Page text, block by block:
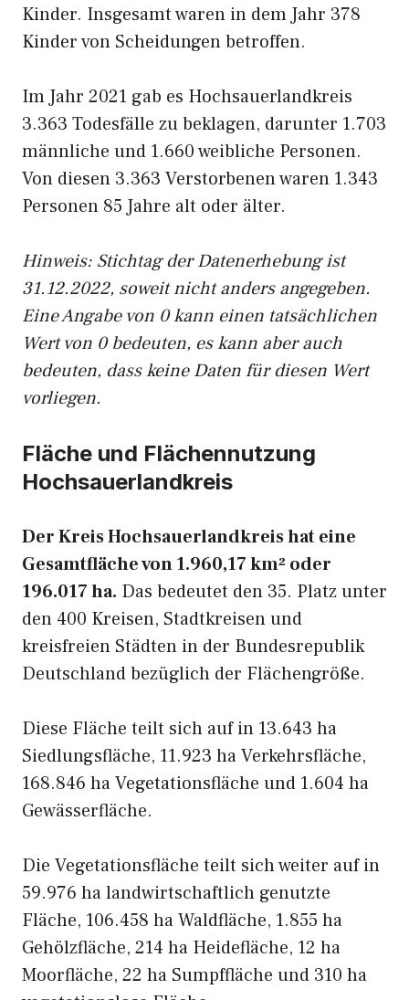
Kinder. Insgesamt waren in dem Jahr 378
Kinder von Scheidungen betroffen.
Im Jahr 2021 gab es Hochsauerlandkreis
3.363 Todesfälle zu beklagen, darunter 1.703
männliche und 1.660 weibliche Personen.
Von diesen 3.363 Verstorbenen waren 1.343
Personen 85 Jahre alt oder älter.
Hinweis: Stichtag der Datenerhebung ist
31.12.2022, soweit nicht anders angegeben.
Eine Angabe von 0 kann einen tatsächlichen
Wert von 0 bedeuten, es kann aber auch
bedeuten, dass keine Daten für diesen Wert
vorliegen.
Fläche und Flächennutzung
Hochsauerlandkreis
Der Kreis Hochsauerlandkreis hat eine
Gesamtfläche von 1.960,17 km² oder
196.017 ha. Das bedeutet den 35. Platz unter
den 400 Kreisen, Stadtkreisen und
kreisfreien Städten in der Bundesrepublik
Deutschland bezüglich der Flächengröße.
Diese Fläche teilt sich auf in 13.643 ha
Siedlungsfläche, 11.923 ha Verkehrsfläche,
168.846 ha Vegetationsfläche und 1.604 ha
Gewässerfläche.
Die Vegetationsfläche teilt sich weiter auf in
59.976 ha landwirtschaftlich genutzte
Fläche, 106.458 ha Waldfläche, 1.855 ha
Gehölzfläche, 214 ha Heidefläche, 12 ha
Moorfläche, 22 ha Sumpffläche und 310 ha